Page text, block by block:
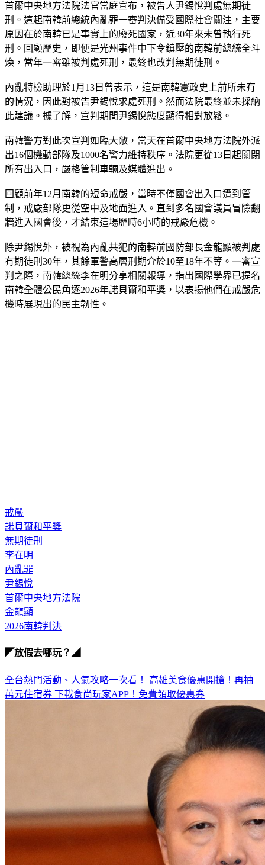
首爾中央地方法院法官當庭宣布，被告人尹錫悅判處無期徒
刑。這起南韓前總統內亂罪一審判決備受國際社會關注，主要
原因在於南韓已是事實上的廢死國家，近30年來未曾執行死
刑。回顧歷史，即便是光州事件中下令鎮壓的南韓前總統全斗
煥，當年一審雖被判處死刑，最終也改判無期徒刑。
內亂特檢助理於1月13日曾表示，這是南韓憲政史上前所未有
的情況，因此對被告尹錫悅求處死刑。然而法院最終並未採納
此建議。據了解，宣判期間尹錫悅態度顯得相對放鬆。
南韓警方對此次宣判如臨大敵，當天在首爾中央地方法院外派
出16個機動部隊及1000名警力維持秩序。法院更從13日起關閉
所有出入口，嚴格管制車輛及媒體進出。
回顧前年12月南韓的短命戒嚴，當時不僅國會出入口遭到管
制，戒嚴部隊更從空中及地面進入。直到多名國會議員冒險翻
牆進入國會後，才結束這場歷時6小時的戒嚴危機。
除尹錫悅外，被視為內亂共犯的南韓前國防部長金龍顯被判處
有期徒刑30年，其餘軍警高層刑期介於10至18年不等。一審宣
判之際，南韓總統李在明分享相關報導，指出國際學界已提名
南韓全體公民角逐2026年諾貝爾和平獎，以表揚他們在戒嚴危
機時展現出的民主韌性。
戒嚴
諾貝爾和平獎
無期徒刑
李在明
內亂罪
尹錫悅
首爾中央地方法院
金龍顯
2026南韓判決
◤放假去哪玩？◢
全台熱門活動、人氣攻略一次看！ 高雄美食優惠開搶！再抽
萬元住宿券 下載食尚玩家APP！免費領取優惠券